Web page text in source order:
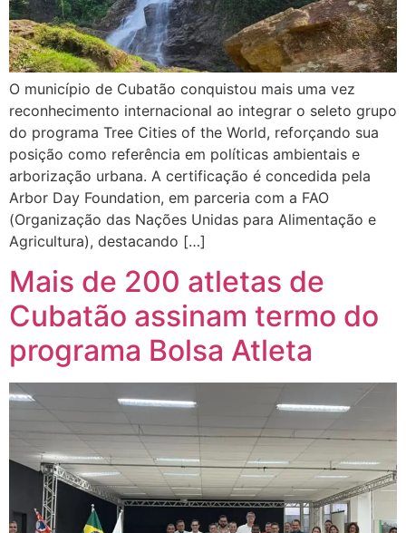
O município de Cubatão conquistou mais uma vez
reconhecimento internacional ao integrar o seleto grupo
do programa Tree Cities of the World, reforçando sua
posição como referência em políticas ambientais e
arborização urbana. A certificação é concedida pela
Arbor Day Foundation, em parceria com a FAO
(Organização das Nações Unidas para Alimentação e
Agricultura), destacando […]
Mais de 200 atletas de
Cubatão assinam termo do
programa Bolsa Atleta